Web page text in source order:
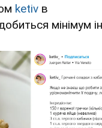
ketiv в
мінімум